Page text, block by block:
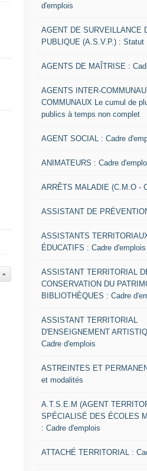
d'emplois
AGENT DE SURVEILLANCE
PUBLIQUE (A.S.V.P.) : Statut
AGENTS DE MAÎTRISE :
AGENTS INTER-
COMMUNAUX Le cumul de
publics à temps non complet
AGENT SOCIAL : Cadre
ANIMATEURS : Cadre
ARRÊTS MALADIE (C.M.O -
ASSISTANT DE
ASSISTANTS
ÉDUCATIFS : Cadre d'emplois
ASSISTANT TERRITORIAL
CONSERVATION DU
BIBLIOTHÈQUES : Cadre
ASSISTANT TERRITORIAL
D'ENSEIGNEMENT
Cadre d'emplois
ASTREINTES ET
et modalités
A.T.S.E.M (AGENT
SPÉCIALISÉ DES ÉCOLES
: Cadre d'emplois
ATTACHÉ TERRITORIAL :